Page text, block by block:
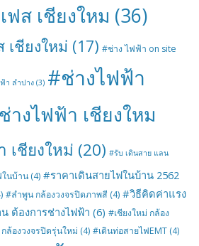
ส เชียงใหม (36)
เชียงใหม่ (17) #ช่าง ไฟฟ้า on site
า ลำปาง (3) #ช่างไฟฟ้า
างไฟฟ้า เชียงใหม
เชียงใหม่ (20) #รับ เดินสาย แลน
ในบ้าน (4) #ราคาเดินสายไฟในบ้าน 2562
#ลำพูน กล้องวงจรปิดภาพสี (4) #วิธีคิดค่าแรง
ต้องการช่างไฟฟ้า (6) #เชียงใหม่ กล้อง
ล้องวงจรปิดรุ่นใหม่ (4) #เดินท่อสายไฟEMT (4)